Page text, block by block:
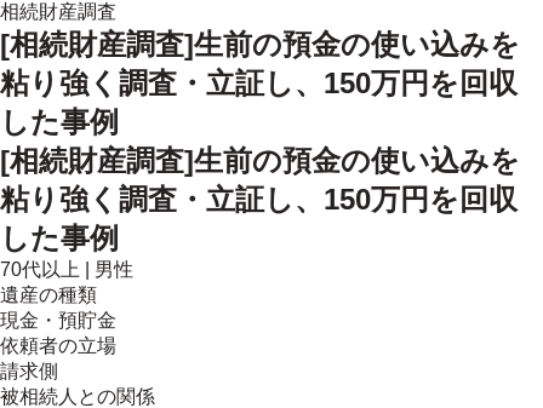
相続財産調査
[相続財産調査]生前の預金の使い込みを
粘り強く調査・立証し、150万円を回収
した事例
[相続財産調査]生前の預金の使い込みを
粘り強く調査・立証し、150万円を回収
した事例
70代以上
男性
遺産の種類
現金・預貯金
依頼者の立場
請求側
被相続人との関係